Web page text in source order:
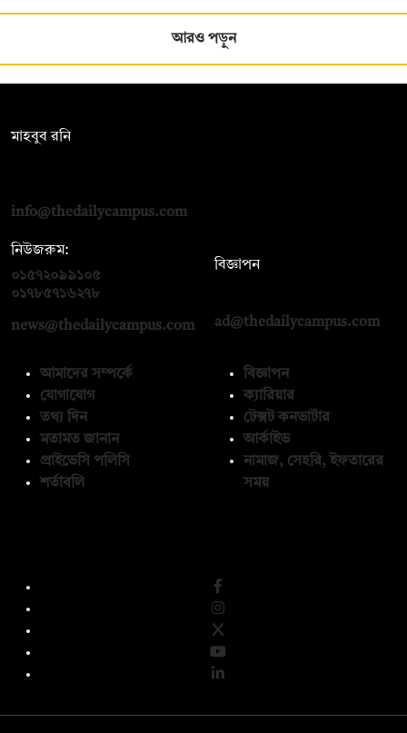
আরও পড়ুন
মাহবুব রনি
info@thedailycampus.com
নিউজরুম:
০১৫৭২০৯৯১০৫
০১৭৮৫৭১৬২৭৮
news@thedailycampus.com
বিজ্ঞাপন
ad@thedailycampus.com
আমাদের সম্পর্কে
যোগাযোগ
তথ্য দিন
মতামত জানান
প্রাইভেসি পলিসি
শর্তাবলি
বিজ্ঞাপন
ক্যারিয়ার
টেক্সট কনভার্টার
আর্কাইভ
নামাজ, সেহরি, ইফতারের
সময়